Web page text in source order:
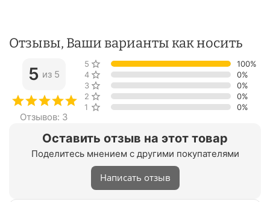
Отзывы, Ваши варианты как носить
Оставить отзыв на этот товар
Поделитесь мнением с другими покупателями
Написать отзыв
5 из 5
Отзывов: 3
5 звёзд
100%
4 звезды
0%
3 звезды
0%
2 звезды
0%
1 звезда
0%